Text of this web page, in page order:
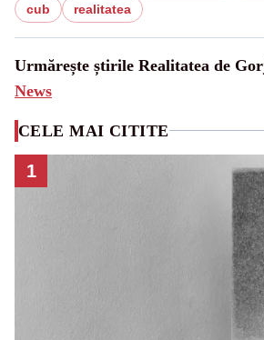
cub
realitatea
Urmărește știrile Realitatea de
News
CELE MAI CITITE
1